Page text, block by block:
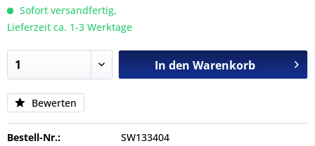
Sofort versandfertig,
Lieferzeit ca. 1-3 Werktage
In den Warenkorb
Bewerten
Bestell-Nr.: SW133404